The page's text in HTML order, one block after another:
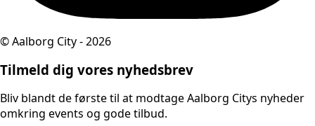
© Aalborg City - 2026
Tilmeld dig vores nyhedsbrev
Bliv blandt de første til at modtage Aalborg Citys nyheder
omkring events og gode tilbud.